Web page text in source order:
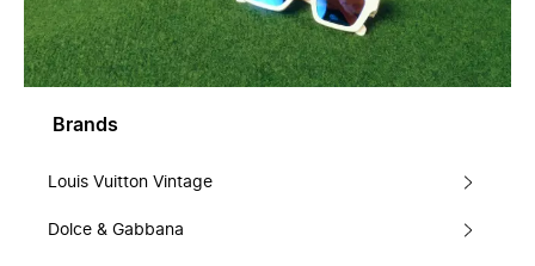
Brands
Louis Vuitton Vintage
Dolce & Gabbana